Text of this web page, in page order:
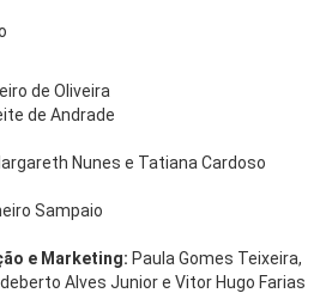
de Oliveira
de Andrade
Nunes e Tatiana Cardoso
Sampaio
e Marketing: Paula Gomes Teixeira,
Alves Junior e Vitor Hugo Farias